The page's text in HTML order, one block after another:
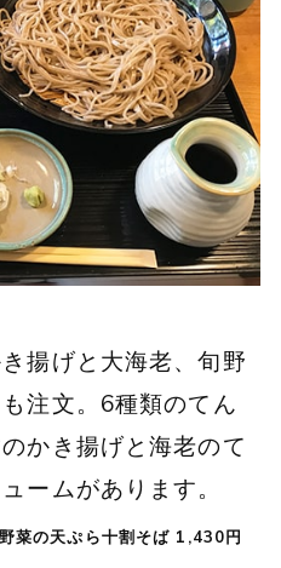
揚げと大海老、旬野
注文。6種類のてん
かき揚げと海老のて
ームがあります。
菜の天ぷら十割そば 1,430円